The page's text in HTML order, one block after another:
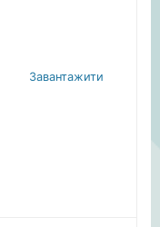
Завантажити